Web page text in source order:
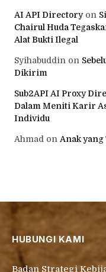
AI API Directoryon
Chairul Huda
Alat Bukti Ilegal
Syihabuddin on
Dikirim
Sub2API AI Proxy
Dalam Meniti Karir
Individu
Ahmad on Anak
HUBUNGI KAMI
Badan Strategi